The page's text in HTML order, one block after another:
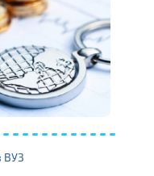
ВУЗ